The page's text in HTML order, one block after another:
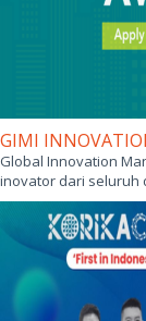
GIMI
Global Innovation
inovator dari seluruh